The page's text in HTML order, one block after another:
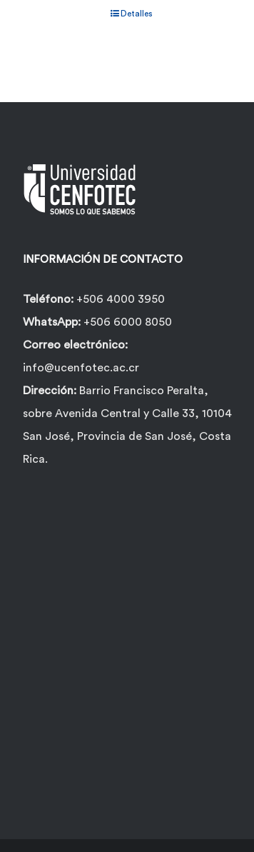
Detalles
INFORMACIÓN DE CONTACTO
Teléfono: +506 4000 3950
WhatsApp: +506 6000 8050
Correo electrónico:
info@ucenfotec.ac.cr
Dirección: Barrio Francisco Peralta,
sobre Avenida Central y Calle 33, 10104
San José, Provincia de San José, Costa
Rica.